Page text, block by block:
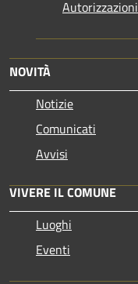
Autorizzazioni
NOVITÀ
Notizie
Comunicati
Avvisi
VIVERE IL COMUNE
Luoghi
Eventi